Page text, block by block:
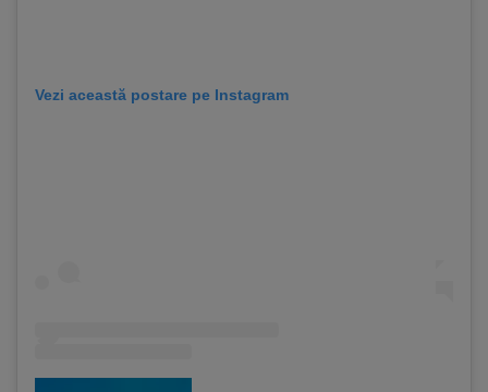
Vezi această postare pe Instagram